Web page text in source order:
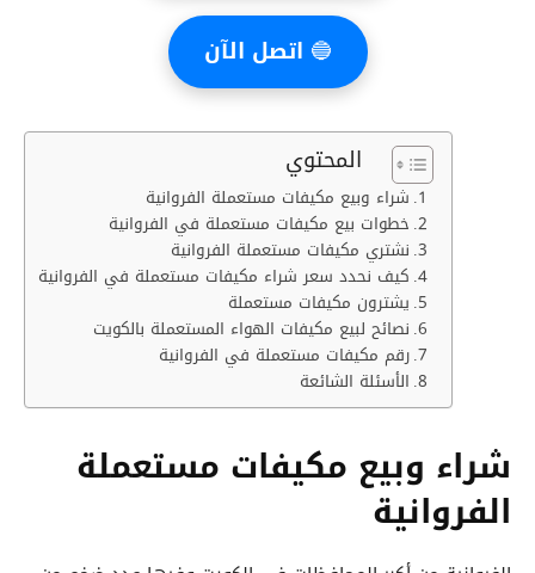
🔵 اتصل الآن
المحتوي
شراء وبيع مكيفات مستعملة الفروانية
خطوات بيع مكيفات مستعملة في الفروانية
نشتري مكيفات مستعملة الفروانية
كيف نحدد سعر شراء مكيفات مستعملة في الفروانية
يشترون مكيفات مستعملة
نصائح لبيع مكيفات الهواء المستعملة بالكويت
رقم مكيفات مستعملة في الفروانية
الأسئلة الشائعة
شراء وبيع مكيفات مستعملة
الفروانية